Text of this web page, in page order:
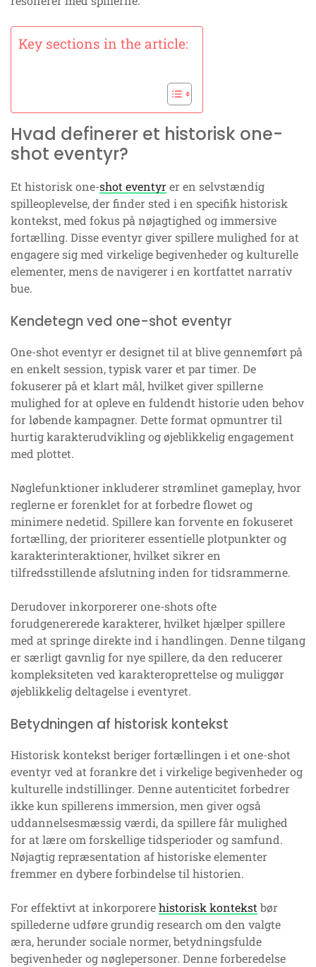
Key sections in the article:
Hvad definerer et historisk one-
shot eventyr?
Et historisk one-shot eventyrer en selvstændig
spilleoplevelse, der finder sted i en specifik historisk
kontekst, med fokus på nøjagtighed og immersive
fortælling. Disse eventyr giver spillere mulighed for at
engagere sig med virkelige begivenheder og kulturelle
elementer, mens de navigerer i en kortfattet narrativ
bue.
Kendetegn ved one-shot eventyr
One-shot eventyr er designet til at blive gennemført på
en enkelt session, typisk varer et par timer. De
fokuserer på et klart mål, hvilket giver spillerne
mulighed for at opleve en fuldendt historie uden behov
for løbende kampagner. Dette format opmuntrer til
hurtig karakterudvikling og øjeblikkelig engagement
med plottet.
Nøglefunktioner inkluderer strømlinet gameplay, hvor
reglerne er forenklet for at forbedre flowet og
minimere nedetid. Spillere kan forvente en fokuseret
fortælling, der prioriterer essentielle plotpunkter og
karakterinteraktioner, hvilket sikrer en
tilfredsstillende afslutning inden for tidsrammerne.
Derudover inkorporerer one-shots ofte
forudgenererede karakterer, hvilket hjælper spillere
med at springe direkte ind i handlingen. Denne tilgang
er særligt gavnlig for nye spillere, da den reducerer
kompleksiteten ved karakteroprettelse og muliggør
øjeblikkelig deltagelse i eventyret.
Betydningen af historisk kontekst
Historisk kontekst beriger fortællingen i et one-shot
eventyr ved at forankre det i virkelige begivenheder og
kulturelle indstillinger. Denne autenticitet forbedrer
ikke kun spillerens immersion, men giver også
uddannelsesmæssig værdi, da spillere får mulighed
for at lære om forskellige tidsperioder og samfund.
Nøjagtig repræsentation af historiske elementer
fremmer en dybere forbindelse til historien.
For effektivt at inkorporerehistorisk kontekstbør
spillederne udføre grundig research om den valgte
æra, herunder sociale normer, betydningsfulde
begivenheder og nøglepersoner. Denne forberedelse